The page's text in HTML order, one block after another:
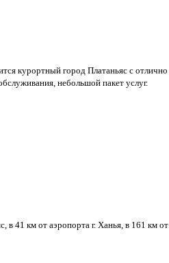
курортный город Платаньяс с отлично
небольшой пакет услуг.
в 41 км от аэропорта г. Ханья, в 161 км от